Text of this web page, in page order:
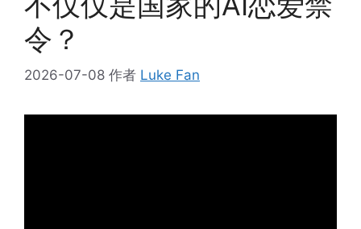
令？
2026-07-08 作者 Luke Fan